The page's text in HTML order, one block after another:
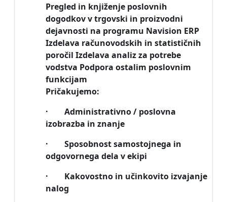
Pregled in knjiženje poslovnih
dogodkov v trgovski in proizvodni
dejavnosti na programu Navision ERP
Izdelava računovodskih in statističnih
poročil Izdelava analiz za potrebe
vodstva Podpora ostalim poslovnim
funkcijam
Pričakujemo:
· Administrativno / poslovna
izobrazba in znanje
· Sposobnost samostojnega in
odgovornega dela v ekipi
· Kakovostno in učinkovito izvajanje
nalog